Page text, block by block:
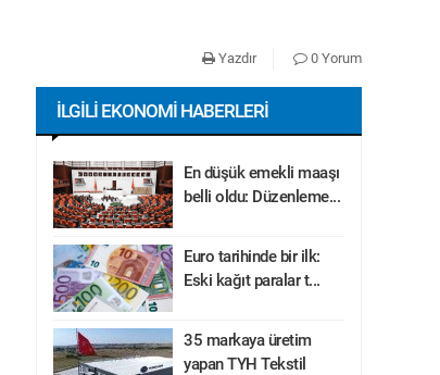
Yazdır 0 Yorum
İLGILI EKONOMI HABERLERI
En düşük emekli maaşı
belli oldu: Düzenleme...
Euro tarihinde bir ilk:
Eski kağıt paralar t...
35 markaya üretim
yapan TYH Tekstil